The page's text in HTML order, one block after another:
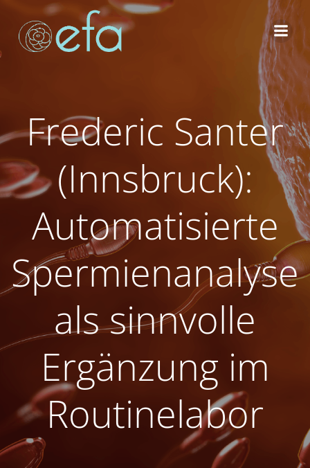
Zum
Frederic Santer
(Innsbruck):
Automatisierte
Spermienanalyse
als sinnvolle
Ergänzung im
Routinelabor